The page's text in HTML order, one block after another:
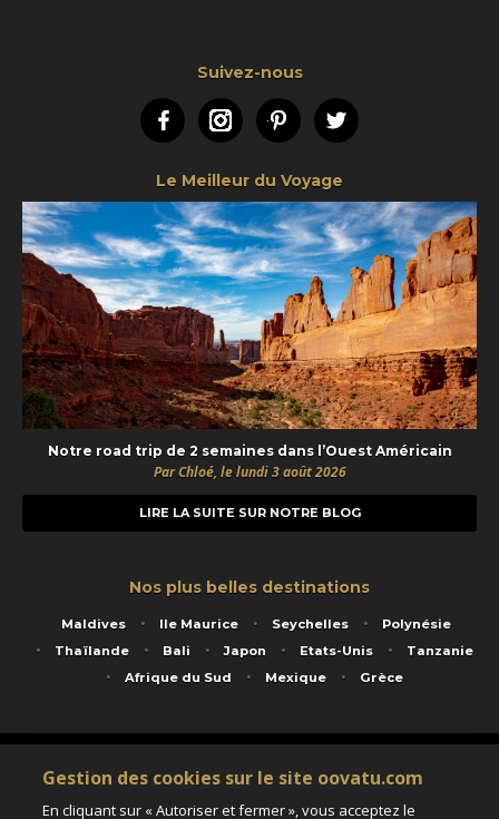
Suivez-nous
FacebookInstagramPinterestTwitter
Le Meilleur du Voyage
Notre road trip de 2 semaines dans l’Ouest Américain
Par Chloé, le lundi 3 août 2026
LIRE LA SUITE SUR NOTRE BLOG
Nos plus belles destinations
Maldives Ile Maurice Seychelles
Polynésie
Thaïlande
Bali Japon Etats-Unis
Tanzanie
Afrique du Sud
Mexique Grèce
Service animé par Nautil Voyages - 22 rue Georges Picquart 75017 Paris - S.A.S
au capital de 155 696 euros - RCS Paris B 423 671 973 - Code APE 7911Z
Matricule Atout France IM075100020 - Garantie financière Groupama - Agrément IATA
Gestion des cookies sur le site oovatu.com
En cliquant sur « Autoriser et fermer », vous acceptez le